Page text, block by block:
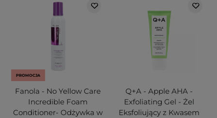
PROMOCJA
Fanola - No Yellow Care
Incredible Foam
Conditioner- Odżywka w
Q+A - Apple AHA -
Exfoliating Gel - Żel
Eksfoliujący z Kwasem